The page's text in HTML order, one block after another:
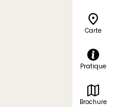
Carte
Pratique
Brochure